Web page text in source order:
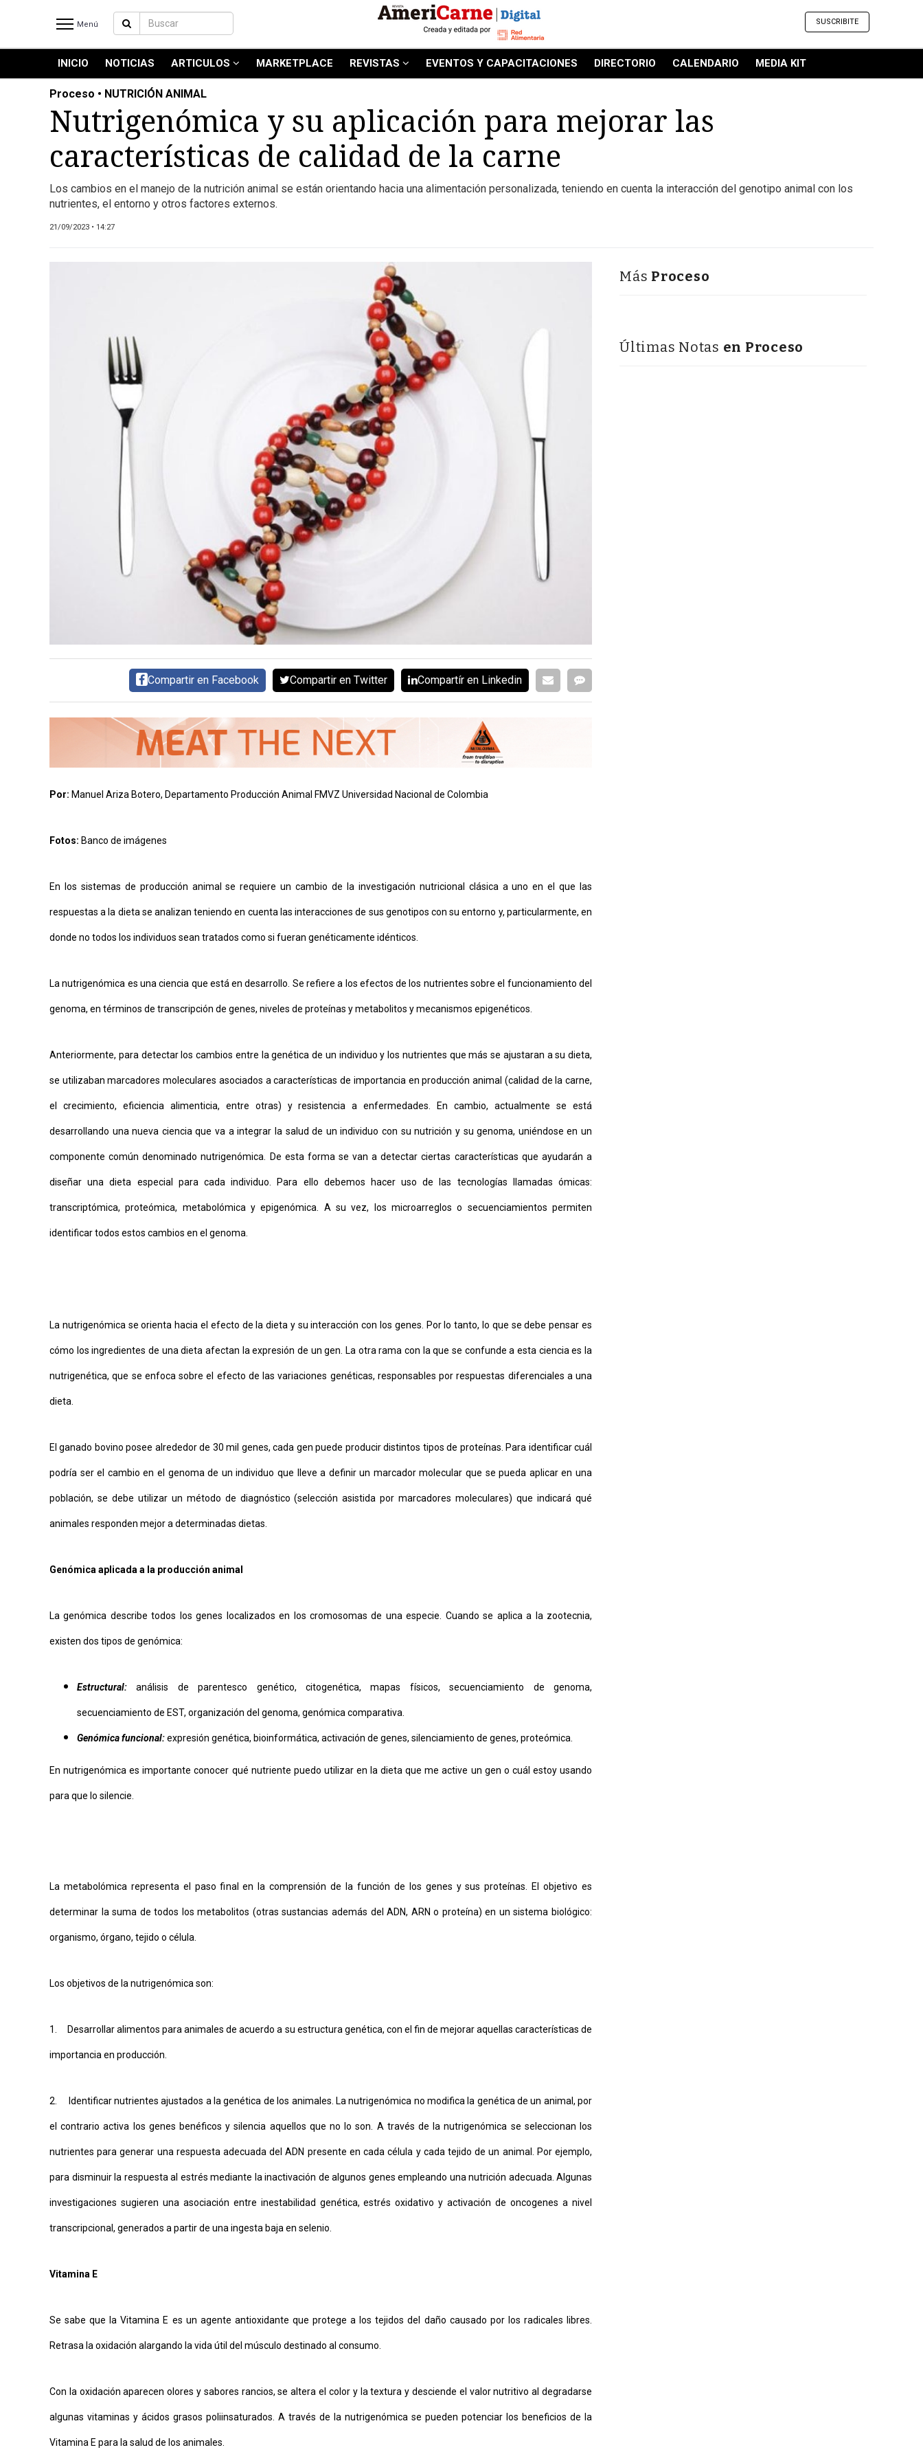
NOTICIAS RECIENTES
NOTICIAS
ARTICULOS
PRODUCCIÓN
PRODUCTO
NUEVOS PRODUCTOS
MARKETPLACE
PRIVACIDAD
Menú SUSCRIBITE
INICIO NOTICIAS ARTICULOS MARKETPLACE REVISTAS EVENTOS Y CAPACITACIONES DIRECTORIO CALENDARIO MEDIA KIT
Proceso • NUTRICIÓN ANIMAL
Nutrigenómica y su aplicación para mejorar las
características de calidad de la carne
Los cambios en el manejo de la nutrición animal se están orientando hacia una alimentación personalizada, teniendo en cuenta la interacción del genotipo animal con los
nutrientes, el entorno y otros factores externos.
21/09/2023 • 14:27
Compartir en Facebook Compartir en Twitter Compartír en Linkedin
Por: Manuel Ariza Botero, Departamento Producción Animal FMVZ Universidad Nacional de Colombia
Fotos: Banco de imágenes
En los sistemas de producción animal se requiere un cambio de la investigación nutricional clásica a uno en el que las
respuestas a la dieta se analizan teniendo en cuenta las interacciones de sus genotipos con su entorno y, particularmente, en
donde no todos los individuos sean tratados como si fueran genéticamente idénticos.
La nutrigenómica es una ciencia que está en desarrollo. Se refiere a los efectos de los nutrientes sobre el funcionamiento del
genoma, en términos de transcripción de genes, niveles de proteínas y metabolitos y mecanismos epigenéticos.
Anteriormente, para detectar los cambios entre la genética de un individuo y los nutrientes que más se ajustaran a su dieta,
se utilizaban marcadores moleculares asociados a características de importancia en producción animal (calidad de la carne,
el crecimiento, eficiencia alimenticia, entre otras) y resistencia a enfermedades. En cambio, actualmente se está
desarrollando una nueva ciencia que va a integrar la salud de un individuo con su nutrición y su genoma, uniéndose en un
componente común denominado nutrigenómica. De esta forma se van a detectar ciertas características que ayudarán a
diseñar una dieta especial para cada individuo. Para ello debemos hacer uso de las tecnologías llamadas ómicas:
transcriptómica, proteómica, metabolómica y epigenómica. A su vez, los microarreglos o secuenciamientos permiten
identificar todos estos cambios en el genoma.
La nutrigenómica se orienta hacia el efecto de la dieta y su interacción con los genes. Por lo tanto, lo que se debe pensar es
cómo los ingredientes de una dieta afectan la expresión de un gen. La otra rama con la que se confunde a esta ciencia es la
nutrigenética, que se enfoca sobre el efecto de las variaciones genéticas, responsables por respuestas diferenciales a una
dieta.
El ganado bovino posee alrededor de 30 mil genes, cada gen puede producir distintos tipos de proteínas. Para identificar cuál
podría ser el cambio en el genoma de un individuo que lleve a definir un marcador molecular que se pueda aplicar en una
población, se debe utilizar un método de diagnóstico (selección asistida por marcadores moleculares) que indicará qué
animales responden mejor a determinadas dietas.
Genómica aplicada a la producción animal
La genómica describe todos los genes localizados en los cromosomas de una especie. Cuando se aplica a la zootecnia,
existen dos tipos de genómica:
Estructural: análisis de parentesco genético, citogenética, mapas físicos, secuenciamiento de genoma,
secuenciamiento de EST, organización del genoma, genómica comparativa.
Genómica funcional:expresión genética, bioinformática, activación de genes, silenciamiento de genes, proteómica.
En nutrigenómica es importante conocer qué nutriente puedo utilizar en la dieta que me active un gen o cuál estoy usando
para que lo silencie.
La metabolómica representa el paso final en la comprensión de la función de los genes y sus proteínas. El objetivo es
determinar la suma de todos los metabolitos (otras sustancias además del ADN, ARN o proteína) en un sistema biológico:
organismo, órgano, tejido o célula.
Los objetivos de la nutrigenómica son:
1. Desarrollar alimentos para animales de acuerdo a su estructura genética, con el fin de mejorar aquellas características de
importancia en producción.
2. Identificar nutrientes ajustados a la genética de los animales. La nutrigenómica no modifica la genética de un animal, por
el contrario activa los genes benéficos y silencia aquellos que no lo son. A través de la nutrigenómica se seleccionan los
nutrientes para generar una respuesta adecuada del ADN presente en cada célula y cada tejido de un animal. Por ejemplo,
para disminuir la respuesta al estrés mediante la inactivación de algunos genes empleando una nutrición adecuada. Algunas
investigaciones sugieren una asociación entre inestabilidad genética, estrés oxidativo y activación de oncogenes a nivel
transcripcional, generados a partir de una ingesta baja en selenio.
Vitamina E
Se sabe que la Vitamina E es un agente antioxidante que protege a los tejidos del daño causado por los radicales libres.
Retrasa la oxidación alargando la vida útil del músculo destinado al consumo.
Con la oxidación aparecen olores y sabores rancios, se altera el color y la textura y desciende el valor nutritivo al degradarse
algunas vitaminas y ácidos grasos poliinsaturados. A través de la nutrigenómica se pueden potenciar los beneficios de la
Vitamina E para la salud de los animales.
Más Proceso
Últimas Notas en Proceso